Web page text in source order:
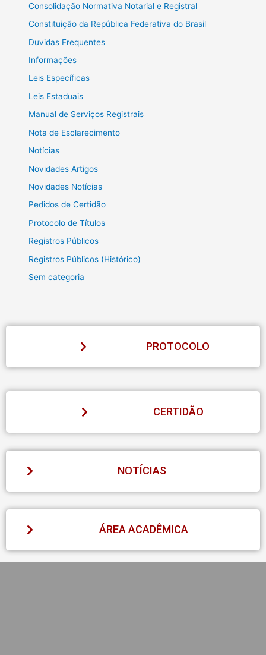
Consolidação Normativa Notarial e Registral
Constituição da República Federativa do Brasil
Duvidas Frequentes
Informações
Leis Específicas
Leis Estaduais
Manual de Serviços Registrais
Nota de Esclarecimento
Notícias
Novidades Artigos
Novidades Notícias
Pedidos de Certidão
Protocolo de Títulos
Registros Públicos
Registros Públicos (Histórico)
Sem categoria
PROTOCOLO
CERTIDÃO
NOTÍCIAS
ÁREA ACADÊMICA